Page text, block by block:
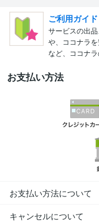
ご利用ガイド
サービスの出
や、ココナラ
など、ココナラ
お支払い方法
お支払い方法について
キャンセルについて